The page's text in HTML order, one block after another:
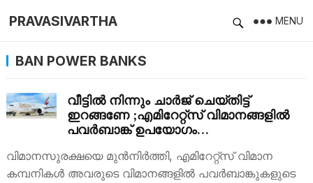
PRAVASIVARTHA MENU
BAN POWER BANKS
വീട്ടിൽ നിന്നും ചാർജ് ചെയ്തിട്ട്
ഇറങ്ങണേ ;എമിറേറ്റ്‌സ് വിമാനങ്ങളിൽ
പവർബാങ്ക് ഉപയോഗം
വിമാനസുരക്ഷയെ മുൻനിർത്തി, എമിറേറ്റ്‌സ് വിമാന
കമ്പനികൾ അവരുടെ വിമാനങ്ങളിൽ പവർബാങ്കുകളുടെ